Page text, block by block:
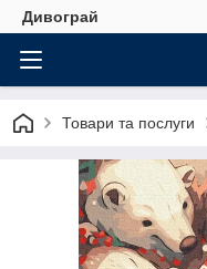
Дивограй
Товари та послуги